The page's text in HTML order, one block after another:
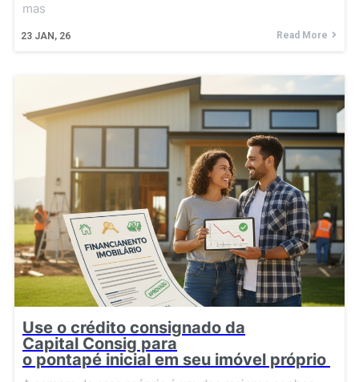
23 JAN, 26
mas
Read More
Use o crédito consignado da
Capital Consig para
o pontapé inicial em seu imóvel próprio